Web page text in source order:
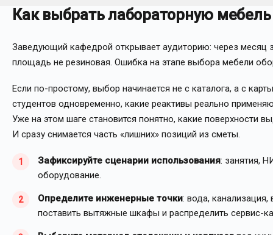
Как выбрать лабораторную
Заведующий кафедрой открывает аудиторию: через месяц
площадь не резиновая. Ошибка на этапе выбора мебели
Если по-простому, выбор начинается не с каталога, а с
студентов одновременно, какие реактивы реально
Уже на этом шаге становится понятно, какие поверхности
И сразу снимается часть «лишних» позиций из сметы.
Зафиксируйте сценарии использования: занятия,
оборудование.
Определите инженерные точки: вода, канализация,
поставить вытяжные шкафы и распределить сервис-